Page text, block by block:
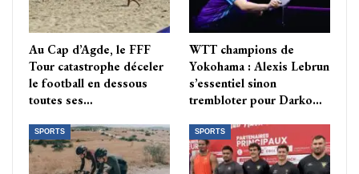
Au Cap d’Agde, le FFF
Tour catastrophe déceler
le football en dessous
toutes ses…
WTT champions de
Yokohama : Alexis Lebrun
s’essentiel sinon
trembloter pour Darko…
SPORTS SPORTS